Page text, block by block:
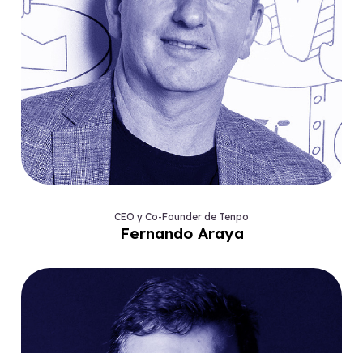
CEO y Co-Founder de Tenpo
Fernando Araya